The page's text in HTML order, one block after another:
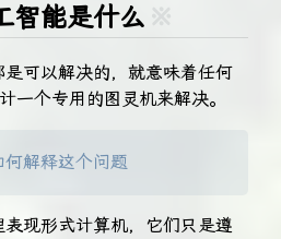
智能是什么
可以解决的，就意味着任何
一个专用的图灵机来解决。
何解释这个问题
现形式计算机，它们只是遵